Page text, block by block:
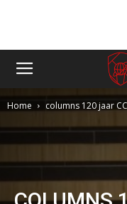
Home columns 120 jaar CC